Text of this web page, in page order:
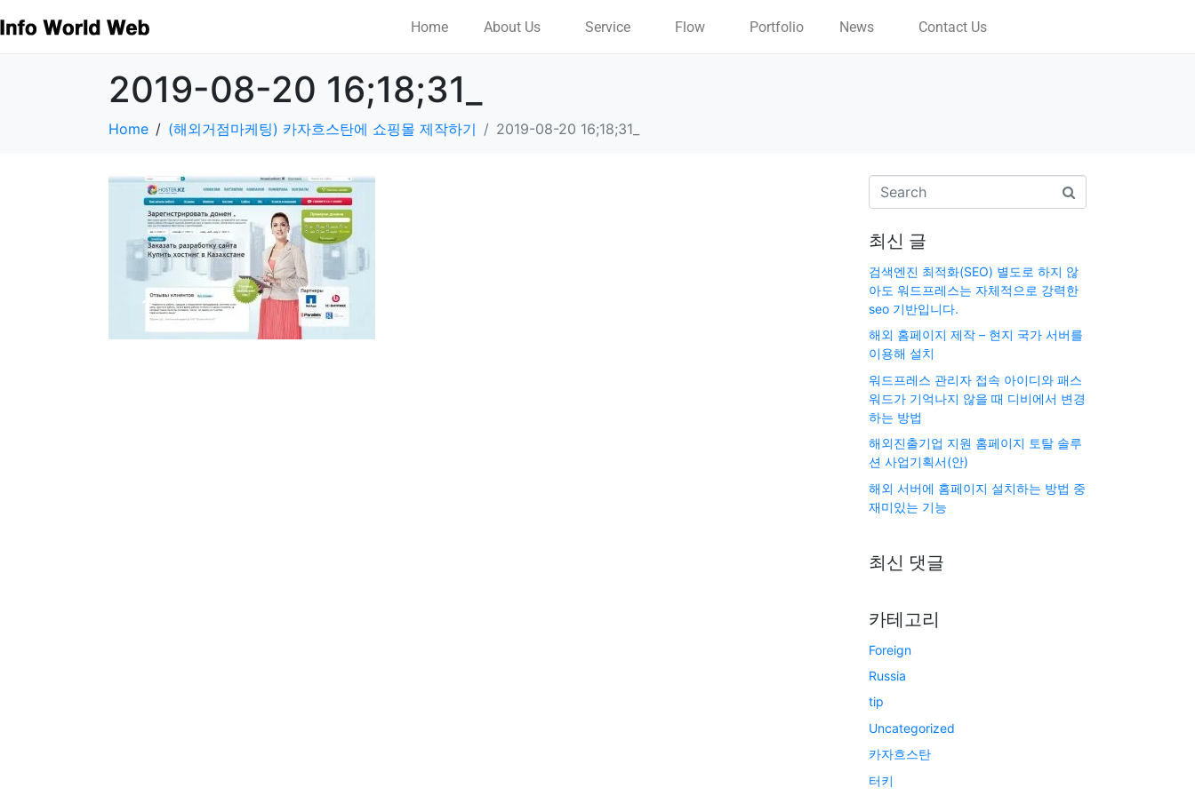
Home About Us Service Flow Portfolio News Contact Us
2019-08-20 16;18;31_
Home (해외거점마케팅) 카자흐스탄에 쇼핑몰 제작하기 2019-08-20 16;18;31_
최신 글
검색엔진 최적화(SEO) 별도로 하지 않
아도 워드프레스는 자체적으로 강력한
seo 기반입니다.
해외 홈페이지 제작 – 현지 국가 서버를
이용해 설치
워드프레스 관리자 접속 아이디와 패스
워드가 기억나지 않을 때 디비에서 변경
하는 방법
해외진출기업 지원 홈페이지 토탈 솔루
션 사업기획서(안)
해외 서버에 홈페이지 설치하는 방법 중
재미있는 기능
최신 댓글
카테고리
Foreign
Russia
tip
Uncategorized
카자흐스탄
터키